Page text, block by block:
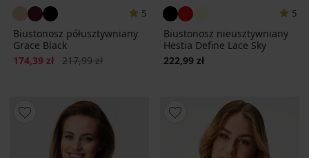
5
Biustonosz półusztywniany
Grace Black
Zniżka
174,39 zł Pierwotna cena
217,99 zł
5
Biustonosz nieusztywniany
Hestia Define Lace Sky
222,99 zł